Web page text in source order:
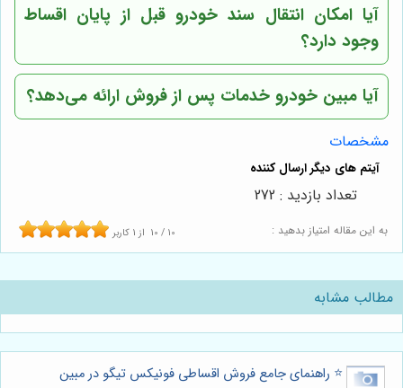
آیا امکان انتقال سند خودرو قبل از پایان اقساط
وجود دارد؟
آیا مبین خودرو خدمات پس از فروش ارائه می‌دهد؟
مشخصات
به این مقاله امتیاز بدهید : 10 / 10 از 1 کاربر
تعداد بازدید : 272
مطالب مشابه
⭐️ راهنمای جامع فروش اقساطی فونیکس تیگو در مبین